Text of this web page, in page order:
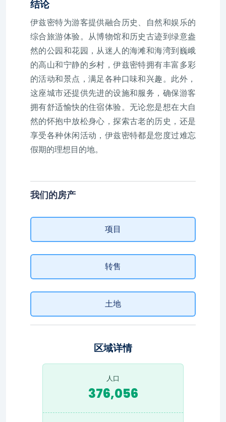
结论
伊兹密特为游客提供融合历史、自然和娱乐的
综合旅游体验。从博物馆和历史古迹到绿意盎
然的公园和花园，从迷人的海滩和海湾到巍峨
的高山和宁静的乡村，伊兹密特拥有丰富多彩
的活动和景点，满足各种口味和兴趣。此外，
这座城市还提供先进的设施和服务，确保游客
拥有舒适愉快的住宿体验。无论您是想在大自
然的怀抱中放松身心，探索古老的历史，还是
享受各种休闲活动，伊兹密特都是您度过难忘
假期的理想目的地。
我们的房产
项目
转售
土地
区域详情
人口
376,056